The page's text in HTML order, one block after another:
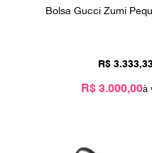
Bolsa Gucci Zumi
R$ 3.333,
R$ 3.000,00